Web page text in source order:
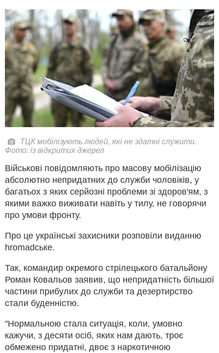
ТЦК мобілізують людей, які не здатні служити.
Фото: із відкритих джерел
Військові повідомляють про масову мобілізацію
абсолютно непридатних до служби чоловіків, у
багатьох з яких серйозні проблеми зі здоров'ям, з
якими важко виживати навіть у тилу, не говорячи
про умови фронту.
Про це українські захисники розповіли виданню
hromadське.
Так, командир окремого стрілецького батальйону
Роман Ковальов заявив, що непридатність більшої
частини прибулих до служби та дезертирство
стали буденністю.
"Нормальною стала ситуація, коли, умовно
кажучи, з десяти осіб, яких нам дають, троє
обмежено придатні, двоє з наркотичною